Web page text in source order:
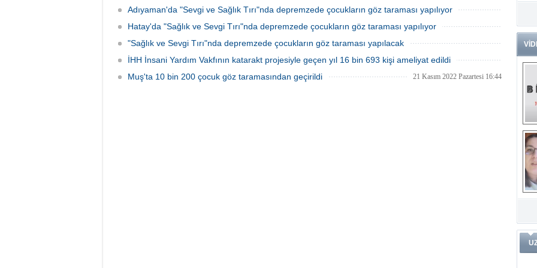
Adıyaman'da "Sevgi ve Sağlık Tırı"nda depremzede çocukların göz taraması yapılıyor
21 Temmuz 2023 Cuma 15:48
Hatay'da "Sağlık ve Sevgi Tırı"nda depremzede çocukların göz taraması yapılıyor
"Sağlık ve Sevgi Tırı"nda depremzede çocukların göz taraması yapılacak
12 Temmuz 2023 Çarşamba 16:43
İHH İnsani Yardım Vakfının katarakt projesiyle geçen yıl 16 bin 693 kişi ameliyat edildi
03 Ocak 2023 Salı 12:16
Muş'ta 10 bin 200 çocuk göz taramasından geçirildi 21 Kasım 2022 Pazartesi 16:44